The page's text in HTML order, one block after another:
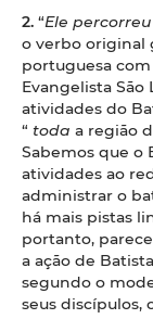
2. “Ele
o verbo original
portuguesa
Evangelista São
atividades do
“ toda a região
Sabemos que o
atividades ao
administrar o
há mais pistas
portanto,
a ação de
segundo o
seus discípulos,